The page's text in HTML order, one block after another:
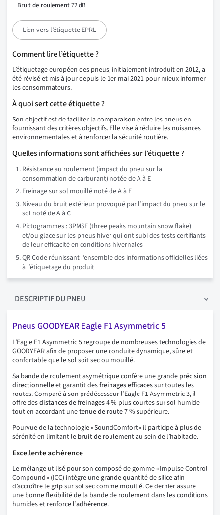
Bruit de roulement72 dB
Lien vers l’étiquette EPRL
Comment lire l’étiquette ?
L’étiquetage européen des pneus, initialement introduit en 2012, a
été révisé et mis à jour depuis le 1er mai 2021 pour mieux informer
les consommateurs.
À quoi sert cette étiquette ?
Son objectif est de faciliter la comparaison entre les pneus en
fournissant des critères objectifs. Elle vise à réduire les nuisances
environnementales et à renforcer la sécurité routière.
Quelles informations sont affichées sur l’étiquette ?
Résistance au roulement (impact du pneu sur la
consommation de carburant) notée de A à E
Freinage sur sol mouillé noté de A à E
Niveau du bruit extérieur provoqué par l’impact du pneu sur le
sol noté de A à C
Pictogrammes : 3PMSF (three peaks mountain snow flake)
et/ou glace sur les pneus hiver qui ont subi des tests certifiants
de leur efficacité en conditions hivernales
QR Code réunissant l’ensemble des informations officielles liées
à l’étiquetage du produit
DESCRIPTIFDU PNEU
Pneus GOODYEAR Eagle F1 Asymmetric 5
L’Eagle F1 Asymmetric 5 regroupe de nombreuses technologies de
GOODYEAR afin de proposer une conduite dynamique, sûre et
confortable que le sol soit sec ou mouillé.
Sa bande de roulement asymétrique confère une grande précision
directionnelleet garantit desfreinagesefficacessur toutes les
routes. Comparé à son prédécesseur l’Eagle F1 Asymmetric 3, il
offre desdistances de freinages4 % plus courtes sur sol humide
tout en accordant unetenue de route7 % supérieure.
Pourvue de la technologie « SoundComfort » il participe à plus de
sérénité en limitant le bruit de roulementau sein de l’habitacle.
Excellente adhérence
Le mélange utilisé pour son composé de gomme « Impulse Control
Compound » (ICC) intègre une grande quantité de silice afin
d’accroître legripsur sol sec comme mouillé. Ce dernier assure
une bonne flexibilité de la bande de roulement dans les conditions
humides et renforce l’adhérence.